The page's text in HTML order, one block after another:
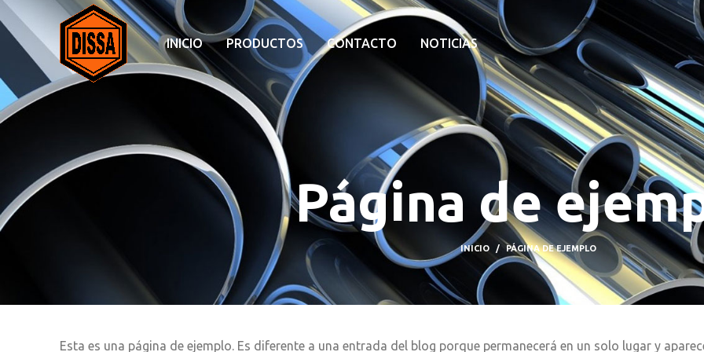
INICIO PRODUCTOS CONTACTO NOTICIAS
Página de
INICIO PÁGINA DE EJEMPLO
Esta es una página de ejemplo. Es diferente a una entrada del blog porque permanecerá en un solo lugar y